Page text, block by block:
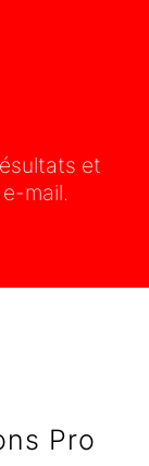
et
mail.
Pro